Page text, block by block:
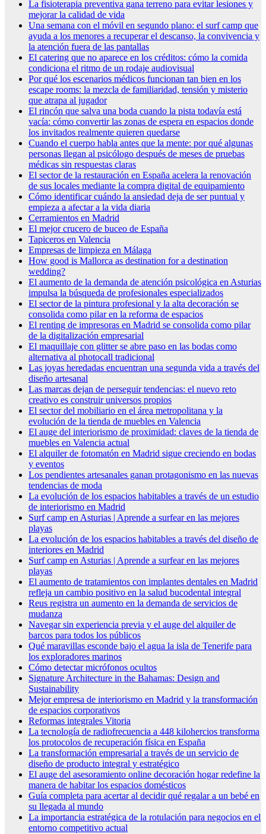
La fisioterapia preventiva gana terreno para evitar lesiones y
mejorar la calidad de vida
Una semana con el móvil en segundo plano: el surf camp que
ayuda a los menores a recuperar el descanso, la convivencia y
la atención fuera de las pantallas
El catering que no aparece en los créditos: cómo la comida
condiciona el ritmo de un rodaje audiovisual
Por qué los escenarios médicos funcionan tan bien en los
escape rooms: la mezcla de familiaridad, tensión y misterio
que atrapa al jugador
El rincón que salva una boda cuando la pista todavía está
vacía: cómo convertir las zonas de espera en espacios donde
los invitados realmente quieren quedarse
Cuando el cuerpo habla antes que la mente: por qué algunas
personas llegan al psicólogo después de meses de pruebas
médicas sin respuestas claras
El sector de la restauración en España acelera la renovación
de sus locales mediante la compra digital de equipamiento
Cómo identificar cuándo la ansiedad deja de ser puntual y
empieza a afectar a la vida diaria
Cerramientos en Madrid
El mejor crucero de buceo de España
Tapiceros en Valencia
Empresas de limpieza en Málaga
How good is Mallorca as destination for a destination
wedding?
El aumento de la demanda de atención psicológica en Asturias
impulsa la búsqueda de profesionales especializados
El sector de la pintura profesional y la alta decoración se
consolida como pilar en la reforma de espacios
El renting de impresoras en Madrid se consolida como pilar
de la digitalización empresarial
El maquillaje con glitter se abre paso en las bodas como
alternativa al photocall tradicional
Las joyas heredadas encuentran una segunda vida a través del
diseño artesanal
Las marcas dejan de perseguir tendencias: el nuevo reto
creativo es construir universos propios
El sector del mobiliario en el área metropolitana y la
evolución de la tienda de muebles en Valencia
El auge del interiorismo de proximidad: claves de la tienda de
muebles en Valencia actual
El alquiler de fotomatón en Madrid sigue creciendo en bodas
y eventos
Los pendientes artesanales ganan protagonismo en las nuevas
tendencias de moda
La evolución de los espacios habitables a través de un estudio
de interiorismo en Madrid
Surf camp en Asturias | Aprende a surfear en las mejores
playas
La evolución de los espacios habitables a través del diseño de
interiores en Madrid
Surf camp en Asturias | Aprende a surfear en las mejores
playas
El aumento de tratamientos con implantes dentales en Madrid
refleja un cambio positivo en la salud bucodental integral
Reus registra un aumento en la demanda de servicios de
mudanza
Navegar sin experiencia previa y el auge del alquiler de
barcos para todos los públicos
Qué maravillas esconde bajo el agua la isla de Tenerife para
los exploradores marinos
Cómo detectar micrófonos ocultos
Signature Architecture in the Bahamas: Design and
Sustainability
Mejor empresa de interiorismo en Madrid y la transformación
de espacios corporativos
Reformas integrales Vitoria
La tecnología de radiofrecuencia a 448 kilohercios transforma
los protocolos de recuperación física en España
La transformación empresarial a través de un servicio de
diseño de producto integral y estratégico
El auge del asesoramiento online decoración hogar redefine la
manera de habitar los espacios domésticos
Guía completa para acertar al decidir qué regalar a un bebé en
su llegada al mundo
La importancia estratégica de la rotulación para negocios en el
entorno competitivo actual